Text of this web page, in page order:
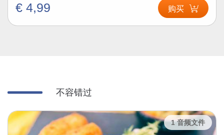
€ 4,99 购买
不容错过
1 音频文件